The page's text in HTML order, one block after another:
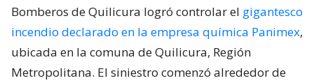
Bomberos de Quilicura logró controlar el gigantesco
incendio declarado en la empresa química Panimex,
ubicada en la comuna de Quilicura, Región
Metropolitana. El siniestro comenzó alrededor de